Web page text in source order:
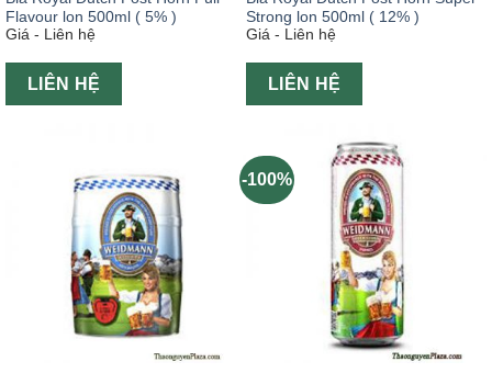
Flavour lon 500ml ( 5% )
Giá - Liên hệ
LIÊN HỆ
Strong lon 500ml ( 12% )
Giá - Liên hệ
LIÊN HỆ
-100%